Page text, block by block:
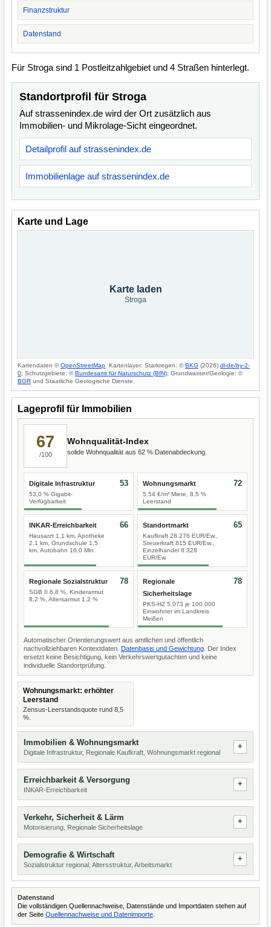
Finanzstruktur
Datenstand
Für Stroga sind 1 Postleitzahlgebiet und 4 Straßen hinterlegt.
Standortprofil für Stroga
Auf strassenindex.de wird der Ort zusätzlich aus
Immobilien- und Mikrolage-Sicht eingeordnet.
Detailprofil auf strassenindex.de
Immobilienlage auf strassenindex.de
Karte und Lage
Karte laden
Stroga
Kartendaten ©OpenStreetMap . Kartenlayer: Starkregen: ©BKG (2026) dl-de/by-2-
0; Schutzgebiete: ©Bundesamt für Naturschutz (BfN); Grundwasser/Geologie: ©
BGR und Staatliche Geologische Dienste.
Lageprofil für Immobilien
67
/100
Wohnqualität-Index
solide Wohnqualität aus 62 % Datenabdeckung.
Digitale Infrastruktur
53,0 % Gigabit-
Verfügbarkeit
53 Wohnungsmarkt
5,54 €/m² Miete, 8,5 %
Leerstand
72
INKAR-Erreichbarkeit
Hausarzt 1,1 km, Apotheke
2,1 km, Grundschule 1,5
km, Autobahn 16,0 Min.
66 Standortmarkt
Kaufkraft 28.276 EUR/Ew.,
Steuerkraft 815 EUR/Ew.,
Einzelhandel 8.328
EUR/Ew.
65
Regionale Sozialstruktur
SGB II 6,8 %, Kinderarmut
8,2 %, Altersarmut 1,2 %
78
Regionale
Sicherheitslage
PKS-HZ 5.073 je 100.000
Einwohner im Landkreis
Meißen
78
Automatischer Orientierungswert aus amtlichen und öffentlich
nachvollziehbaren Kontextdaten. Datenbasis und Gewichtung . Der Index
ersetzt keine Besichtigung, kein Verkehrswertgutachten und keine
individuelle Standortprüfung.
Wohnungsmarkt: erhöhter
Leerstand
Zensus-Leerstandsquote rund 8,5
%.
Immobilien & Wohnungsmarkt
Digitale Infrastruktur, Regionale Kaufkraft, Wohnungsmarkt regional
Erreichbarkeit & Versorgung
INKAR-Erreichbarkeit
Verkehr, Sicherheit & Lärm
Motorisierung, Regionale Sicherheitslage
Demografie & Wirtschaft
Sozialstruktur regional, Altersstruktur, Arbeitsmarkt
Datenstand
Die vollständigen Quellennachweise, Datenstände und Importdaten stehen auf
der Seite Quellennachweise und Datenimporte